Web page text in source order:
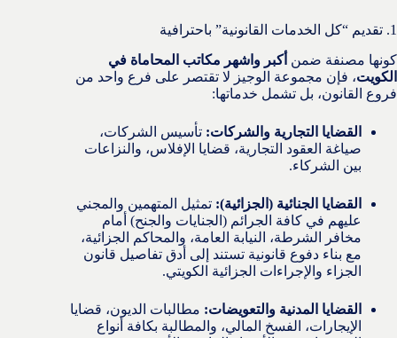
1. تقديم “كل الخدمات القانونية” باحترافية
كونها مصنفة ضمن أكبر واشهر مكاتب المحاماة في
الكويت، فإن مجموعة الوجيز لا تقتصر على فرع واحد من
فروع القانون، بل تشمل خدماتها:
القضايا التجارية والشركات: تأسيس الشركات،
صياغة العقود التجارية، قضايا الإفلاس، والنزاعات
بين الشركاء.
القضايا الجنائية (الجزائية): تمثيل المتهمين والمجني
عليهم في كافة الجرائم (الجنايات والجنح) أمام
مخافر الشرطة، النيابة العامة، والمحاكم الجزائية،
مع بناء دفوع قانونية تستند إلى أدق تفاصيل قانون
الجزاء والإجراءات الجزائية الكويتي.
القضايا المدنية والتعويضات: مطالبات الديون، قضايا
الإيجارات، الفسخ المالي، والمطالبة بكافة أنواع